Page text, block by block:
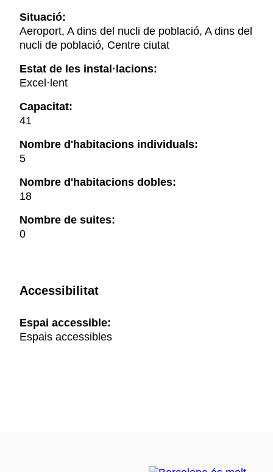
Situació:
Aeroport, A dins del nucli de població, A dins del
nucli de població, Centre ciutat
Estat de les instal·lacions:
Excel·lent
Capacitat:
41
Nombre d'habitacions individuals:
5
Nombre d'habitacions dobles:
18
Nombre de suites:
0
Accessibilitat
Espai accessible:
Espais accessibles